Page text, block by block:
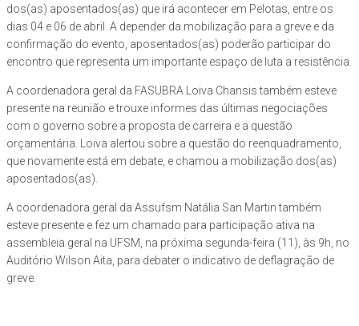
dos(as) aposentados(as) que irá acontecer em Pelotas, entre os
dias 04 e 06 de abril. A depender da mobilização para a greve e da
confirmação do evento, aposentados(as) poderão participar do
encontro que representa um importante espaço de luta a resistência.
A coordenadora geral da FASUBRA Loiva Chansis também esteve
presente na reunião e trouxe informes das últimas negociações
com o governo sobre a proposta de carreira e a questão
orçamentária. Loiva alertou sobre a questão do reenquadramento,
que novamente está em debate, e chamou a mobilização dos(as)
aposentados(as).
A coordenadora geral da Assufsm Natália San Martin também
esteve presente e fez um chamado para participação ativa na
assembleia geral na UFSM, na próxima segunda-feira (11), às 9h, no
Auditório Wilson Aita, para debater o indicativo de deflagração de
greve.